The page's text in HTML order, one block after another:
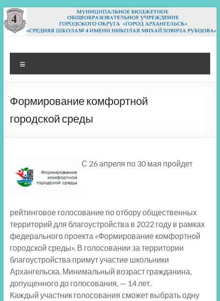
Перейти
к
содержимому
МБОУ СШ 4
Архангельск
Формирование комфортной
городской среды
С 26 апреля по 30 мая пройдет
рейтинговое голосование по отбору общественных
территорий для благоустройства в 2022 году в рамках
федерального проекта «Формирование комфортной
городской среды». В голосовании за территории
благоустройства примут участие школьники
Архангельска. Минимальный возраст гражданина,
допущенного до голосования, — 14 лет.
Каждый участник голосования сможет выбрать одну